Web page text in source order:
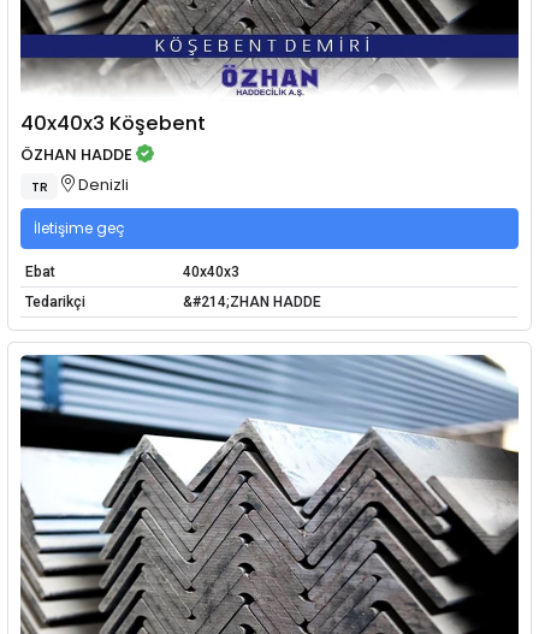
40x40x3 Köşebent
ÖZHAN HADDE
TR Denizli
İletişime geç
Ebat
40x40x3
Tedarikçi
&#214;ZHAN HADDE